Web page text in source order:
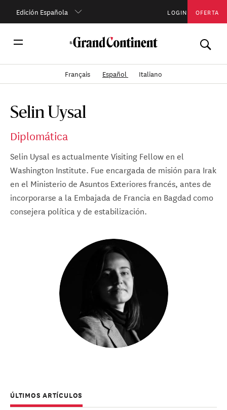
Edición Española LOGIN OFERTA
Français Español Italiano
Selin Uysal
Diplomática
Selin Uysal es actualmente Visiting Fellow en el
Washington Institute. Fue encargada de misión para Irak
en el Ministerio de Asuntos Exteriores francés, antes de
incorporarse a la Embajada de Francia en Bagdad como
consejera política y de estabilización.
ÚLTIMOS ARTÍCULOS